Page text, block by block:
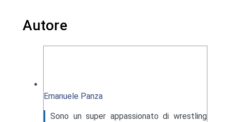
Autore
Emanuele Panza
Sono un super appassionato di wrestling